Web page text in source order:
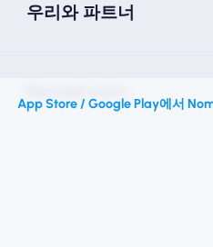
우리와 파트너
App Store / Google Play에서